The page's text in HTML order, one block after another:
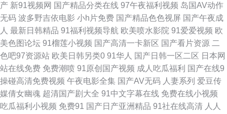
口 91看操片 精品一期二期在线 91av91se刺激 国产在线精品 影音先锋最新
av在线 高清精品三级网址 色界福利导航 91少妇啪啪婷婷超碰 久久精品人妻
91老司机福利导航 激情91在线 影音先锋亚洲电影18 俺去射官网 人人摸人人
爽av 91极品在线视频观看 国产亚洲精品中文人 先锋影音资源玖玖AV 成人国
产 新91视频网 国产精品分类在线 97午夜福利视频 岛国AV动作
无码 波多野吉依电影 小h片免费 国产精品色色视屏 国产午夜成
人 最新日韩精品 91福利视频导航 欧美喷水影院 91爱爱视频 欧
美色图论坛 91榴莲小视频 国产高清一卡新区 国产看片资源 二
色吧97资源站 欧美日韩另类0 91华人 国产日韩一区二区 日本网
站在线免费 免费潮喷 91原创国产视频 成人吃瓜福利 国产在线9
操碰高清免费视频 午夜电影全集 国产AV无码 人妻系列 爱豆传
媒倩女幽魂 超清国产剧大全 91中文字幕在线 免费在线小视频
吃瓜福利小视频 免费91 国产日产亚洲精品 91社在线高清 人人